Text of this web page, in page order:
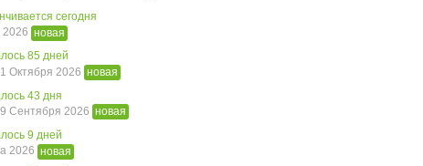
сегодня
2026 новая
85 дней
Октября 2026 новая
43 дня
Сентября 2026 новая
9 дней
2026 новая